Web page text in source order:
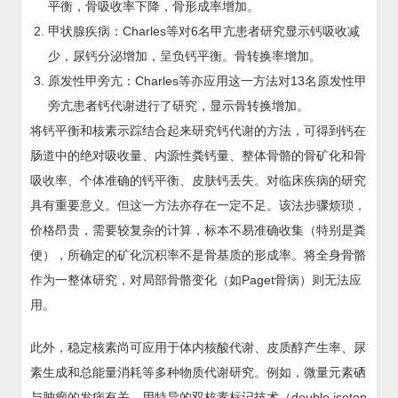
平衡，骨吸收率下降，骨形成率增加。
甲状腺疾病：Charles等对6名甲亢患者研究显示钙吸收减
少，尿钙分泌增加，呈负钙平衡。骨转换率增加。
原发性甲旁亢：Charles等亦应用这一方法对13名原发性甲
旁亢患者钙代谢进行了研究，显示骨转换增加。
将钙平衡和核素示踪结合起来研究钙代谢的方法，可得到钙在
肠道中的绝对吸收量、内源性粪钙量、整体骨骼的骨矿化和骨
吸收率、个体准确的钙平衡、皮肤钙丢失。对临床疾病的研究
具有重要意义。但这一方法亦存在一定不足。该法步骤烦琐，
价格昂贵，需要较复杂的计算，标本不易准确收集（特别是粪
便），所确定的矿化沉积率不是骨基质的形成率。将全身骨骼
作为一整体研究，对局部骨骼变化（如Paget骨病）则无法应
用。
此外，稳定核素尚可应用于体内核酸代谢、皮质醇产生率、尿
素生成和总能量消耗等多种物质代谢研究。例如，微量元素硒